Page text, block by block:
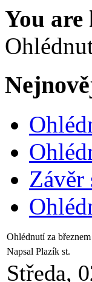
You are
Závěr
Ohlédnutí za
Napsal Plazík st.
Středa,